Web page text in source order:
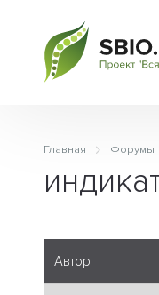
Главная Форумы
Автор